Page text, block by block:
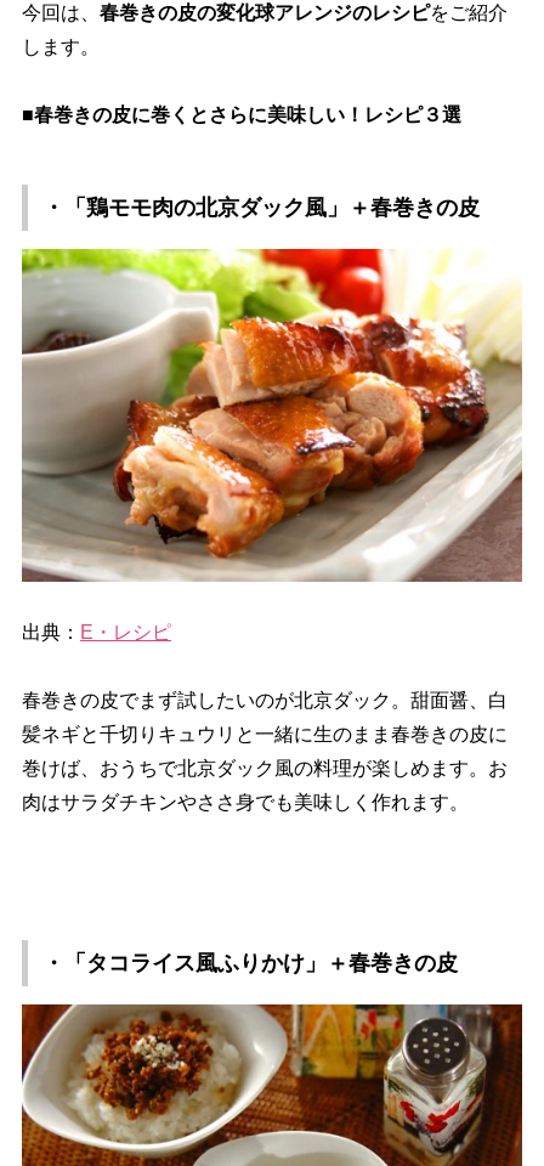
今回は、 春巻きの皮の変化球アレンジのレシピをご紹介
します。
■春巻きの皮に巻くとさらに美味しい！レシピ３選
・「鶏モモ肉の北京ダック風」＋春巻きの皮
出典： E・レシピ
春巻きの皮でまず試したいのが北京ダック。甜面醤、白
髪ネギと千切りキュウリと一緒に生のまま春巻きの皮に
巻けば、おうちで北京ダック風の料理が楽しめます。お
肉はサラダチキンやささ身でも美味しく作れます。
・「タコライス風ふりかけ」＋春巻きの皮